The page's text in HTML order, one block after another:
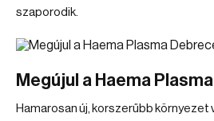
szaporodik.
Megújul a Haema
Hamarosan új, korszerűbb környezet